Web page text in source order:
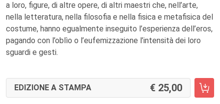
a loro, figure, di altre opere, di altri maestri che, nell’arte,
nella letteratura, nella filosofia e nella fisica e metafisica del
costume, hanno egualmente inseguito l’esperienza dell’eros,
pagando con l’oblìo o l’eufemizzazione l’intensità dei loro
sguardi e gesti.
EDIZIONE A STAMPA 25,00